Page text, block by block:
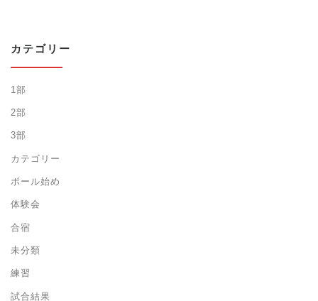
カテゴリー
1部
2部
3部
カテゴリー
ボール始め
体験会
合宿
未分類
練習
試合結果